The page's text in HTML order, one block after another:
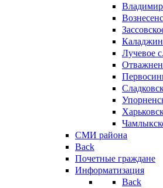
Лучевое
СМИ района
Back
Почетные граждане
Информатизация
Back